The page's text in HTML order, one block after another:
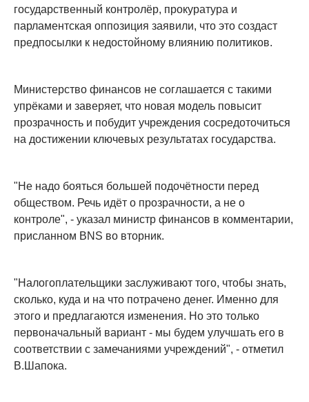
государственный контролёр, прокуратура и
парламентская оппозиция заявили, что это создаст
предпосылки к недостойному влиянию политиков.
Министерство финансов не соглашается с такими
упрёками и заверяет, что новая модель повысит
прозрачность и побудит учреждения сосредоточиться
на достижении ключевых результатах государства.
"Не надо бояться большей подочётности перед
обществом. Речь идёт о прозрачности, а не о
контроле", - указал министр финансов в комментарии,
присланном BNS во вторник.
"Налогоплательщики заслуживают того, чтобы знать,
сколько, куда и на что потрачено денег. Именно для
этого и предлагаются изменения. Но это только
первоначальный вариант - мы будем улучшать его в
соответствии с замечаниями учреждений", - отметил
В.Шапока.